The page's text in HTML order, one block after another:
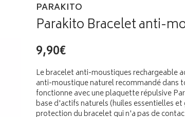
PARAKITO
Parakito Bracelet anti-
9,90€
Le bracelet anti-moustiques rechargeable
anti-moustique naturel recommandé dans
fonctionne avec une plaquette répulsive
base d'actifs naturels (huiles essentielles
protection du bracelet qui n'a pas de